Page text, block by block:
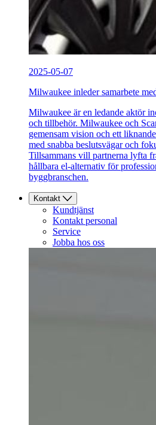
2025-05-07
Milwaukee inleder samarbete
Milwaukee är en ledande aktör
och tillbehör. Milwaukee och
gemensam vision och ett
med snabba beslutsvägar och
Tillsammans vill partnerna lyfta
hållbara el-alternativ för
byggbranschen.
Kontakt
Kundtjänst
Kontakt personal
Service
Jobba hos oss